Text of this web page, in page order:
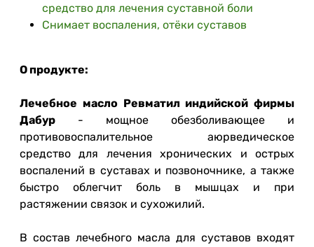
средство для лечения суставной боли
Снимает воспаления, отёки суставов
О продукте:
Лечебное масло Ревматил индийской фирмы
Дабур - мощное обезболивающее и
противовоспалительное аюрведическое
средство для лечения хронических и острых
воспалений в суставах и позвоночнике, а также
быстро облегчит боль в мышцах и при
растяжении связок и сухожилий.
В состав лечебного масла для суставов входят